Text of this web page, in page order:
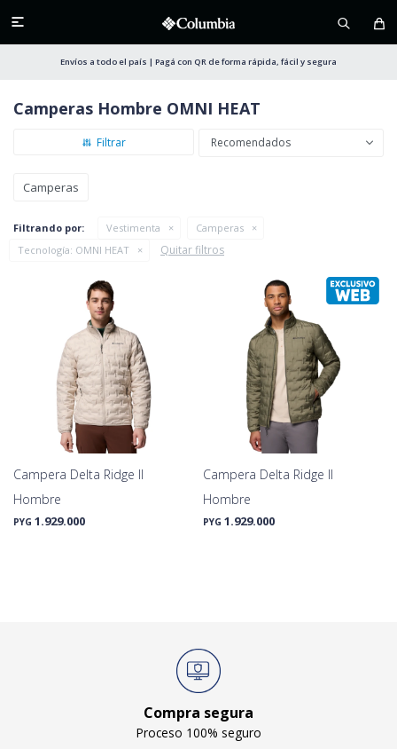

Envíos a todo el país | Pagá con QR de forma rápida, fácil y segura
Camperas Hombre OMNI HEAT
Recomendados
Camperas
Filtrando por: Vestimenta
Camperas
Tecnología: OMNI HEAT Quitar filtros
Campera Delta Ridge II
Hombre
PYG 1.929.000
Campera Delta Ridge II
Hombre
PYG 1.929.000
Compra segura
Proceso 100% seguro